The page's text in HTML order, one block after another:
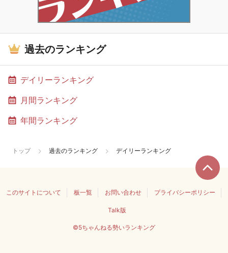
過去のランキング
デイリーランキング
月間ランキング
年間ランキング
トップ 過去のランキング デイリーランキング
このサイトについて 板一覧 お問い合わせ プライバシーポリシー
Talk版
©5ちゃんねる勢いランキング